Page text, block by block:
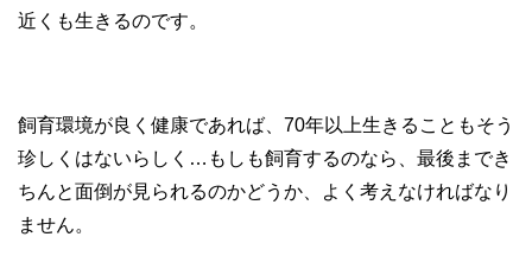
近くも生きるのです。
飼育環境が良く健康であれば、70年以上生きることもそう
珍しくはないらしく…もしも飼育するのなら、最後までき
ちんと面倒が見られるのかどうか、よく考えなければなり
ません。